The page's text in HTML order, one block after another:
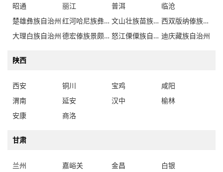
昭通
丽江 普洱
临沧
楚雄彝族自治州
红河哈尼族彝族自治州 文山壮族苗族自治州
西双版纳傣族自治州
大理白族自治州
德宏傣族景颇族自治州 怒江傈僳族自治州 迪庆藏族自治州
陕西
西安 铜川 宝鸡
咸阳
渭南
延安 汉中
榆林
安康
商洛
甘肃
兰州 嘉峪关 金昌
白银